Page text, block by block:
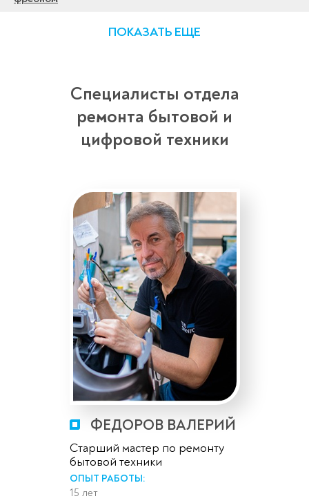
ПОКАЗАТЬ ЕЩЕ
Специалисты отдела
ремонта бытовой и
цифровой техники
ФЕДОРОВ ВАЛЕРИЙ
Старший мастер по ремонту
бытовой техники
ОПЫТ РАБОТЫ:
15 лет